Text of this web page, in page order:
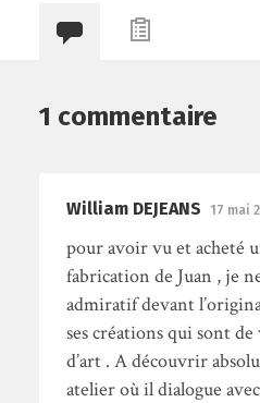
1 commentaire
William DEJEANS 17 mai
pour avoir vu et acheté
fabrication de Juan , je
admiratif devant
ses créations qui sont
d’art . A découvrir
atelier où il dialogue